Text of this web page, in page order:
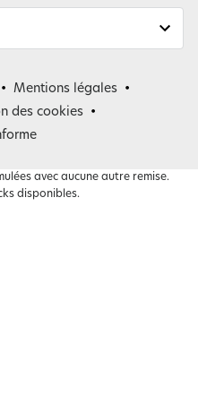
Mentions légales
des cookies
avec aucune autre remise.
disponibles.